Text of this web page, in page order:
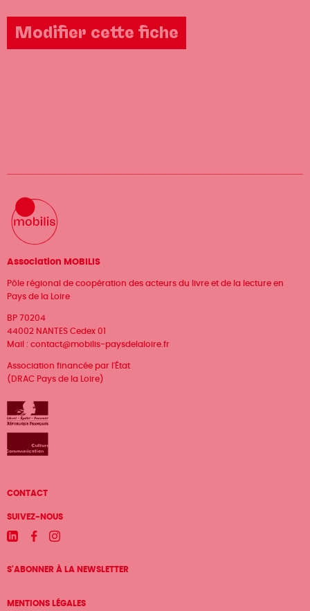
Modifier cette fiche
Association MOBILIS
Pôle régional de coopération des acteurs du livre et de la lecture en
Pays de la Loire
BP 70204
44002 NANTES Cedex 01
Mail : contact@mobilis-paysdelaloire.fr
Association financée par l'État
(DRAC Pays de la Loire)
Menu
Pied
de
page
CONTACT
SUIVEZ-NOUS
LinkedinFacebookInstagram
S'ABONNER À LA NEWSLETTER
MENTIONS LÉGALES